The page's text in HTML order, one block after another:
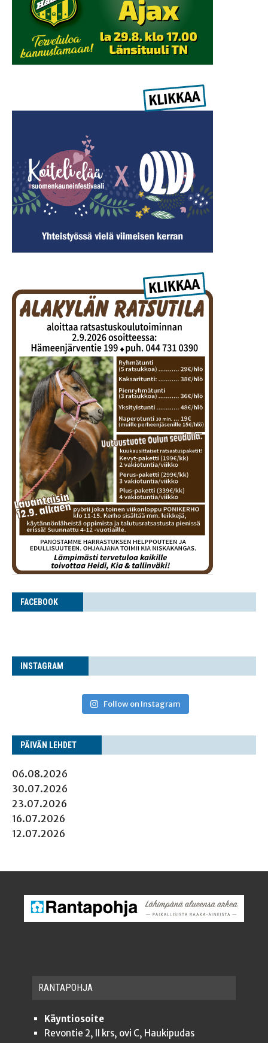
FACE­BOOK
INS­TA­GRAM
Follow on Instagram
PÄI­VÄN LEHDET
06.08.2026
30.07.2026
23.07.2026
16.07.2026
12.07.2026
RAN­TA­POH­JA
Käyntiosoite
Revontie 2, II krs, ovi C, Haukipudas